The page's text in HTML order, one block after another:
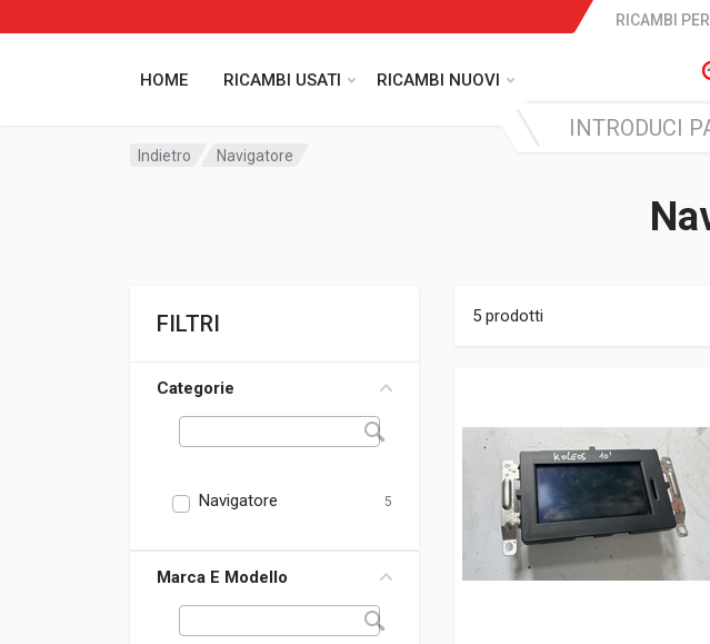
HOME RICAMBI USATI RICAMBI NUOVI
RICAMBI
Indietro Navigatore
FILTRI
Categorie
Navigatore 5
Marca E Modello
5 prodotti